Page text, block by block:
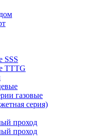
SSS
ТТТG
газовые
серия)
проход
проход